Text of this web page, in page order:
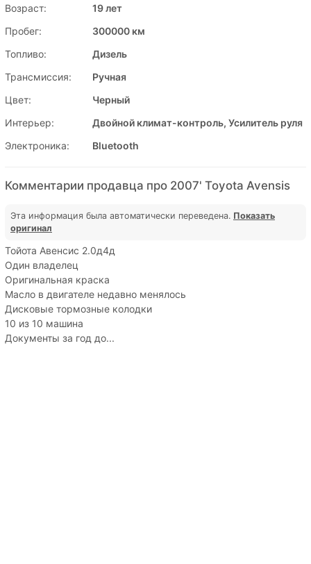
Возраст:
19 лет
Пробег:
300000 км
Топливо:
Дизель
Трансмиссия:
Ручная
Цвет:
Черный
Интерьер:
Двойной климат-контроль, Усилитель руля
Электроника:
Bluetooth
Комментарии продавца про 2007' Toyota Avensis
Эта информация была автоматически переведена. Показать
оригинал
Тойота Авенсис 2.0д4д
Один владелец
Оригинальная краска
Масло в двигателе недавно менялось
Дисковые тормозные колодки
10 из 10 машина
Документы за год до...